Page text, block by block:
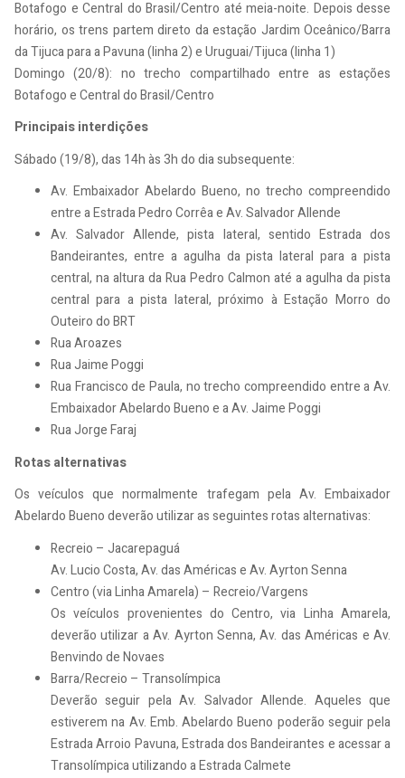
Botafogo e Central do Brasil/Centro até meia-noite. Depois desse
horário, os trens partem direto da estação Jardim Oceânico/Barra
da Tijuca para a Pavuna (linha 2) e Uruguai/Tijuca (linha 1)
Domingo (20/8): no trecho compartilhado entre as estações
Botafogo e Central do Brasil/Centro
Principais interdições
Sábado (19/8), das 14h às 3h do dia subsequente:
Av. Embaixador Abelardo Bueno, no trecho compreendido
entre a Estrada Pedro Corrêa e Av. Salvador Allende
Av. Salvador Allende, pista lateral, sentido Estrada dos
Bandeirantes, entre a agulha da pista lateral para a pista
central, na altura da Rua Pedro Calmon até a agulha da pista
central para a pista lateral, próximo à Estação Morro do
Outeiro do BRT
Rua Aroazes
Rua Jaime Poggi
Rua Francisco de Paula, no trecho compreendido entre a Av.
Embaixador Abelardo Bueno e a Av. Jaime Poggi
Rua Jorge Faraj
Rotas alternativas
Os veículos que normalmente trafegam pela Av. Embaixador
Abelardo Bueno deverão utilizar as seguintes rotas alternativas:
Recreio – Jacarepaguá
Av. Lucio Costa, Av. das Américas e Av. Ayrton Senna
Centro (via Linha Amarela) – Recreio/Vargens
Os veículos provenientes do Centro, via Linha Amarela,
deverão utilizar a Av. Ayrton Senna, Av. das Américas e Av.
Benvindo de Novaes
Barra/Recreio – Transolímpica
Deverão seguir pela Av. Salvador Allende. Aqueles que
estiverem na Av. Emb. Abelardo Bueno poderão seguir pela
Estrada Arroio Pavuna, Estrada dos Bandeirantes e acessar a
Transolímpica utilizando a Estrada Calmete